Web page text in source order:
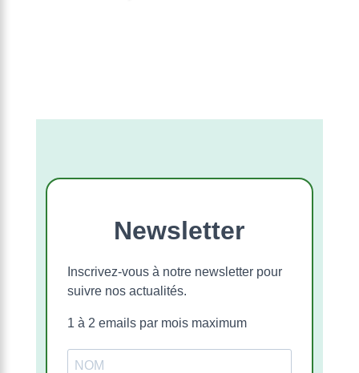
Newsletter
Inscrivez-vous à notre newsletter pour
suivre nos actualités.
1 à 2 emails par mois maximum